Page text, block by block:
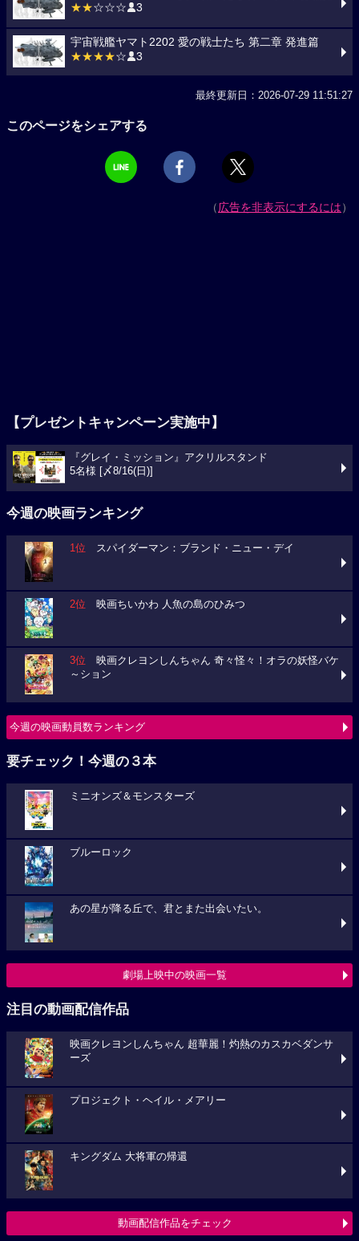
★★☆☆☆ 3
宇宙戦艦ヤマト2202 愛の戦士たち 第二章 発進篇
★★★★☆ 3
最終更新日：2026-07-29 11:51:27
このページをシェアする
（広告を非表示にするには）
【プレゼントキャンペーン実施中】
『グレイ・ミッション』アクリルスタンド
5名様 [〆8/16(日)]
今週の映画ランキング
1位 スパイダーマン：ブランド・ニュー・デイ
2位 映画ちいかわ 人魚の島のひみつ
3位 映画クレヨンしんちゃん 奇々怪々！オラの妖怪バケ
～ション
今週の映画動員数ランキング
要チェック！今週の３本
ミニオンズ＆モンスターズ
ブルーロック
あの星が降る丘で、君とまた出会いたい。
劇場上映中の映画一覧
注目の動画配信作品
映画クレヨンしんちゃん 超華麗！灼熱のカスカベダンサ
ーズ
プロジェクト・ヘイル・メアリー
キングダム 大将軍の帰還
動画配信作品をチェック